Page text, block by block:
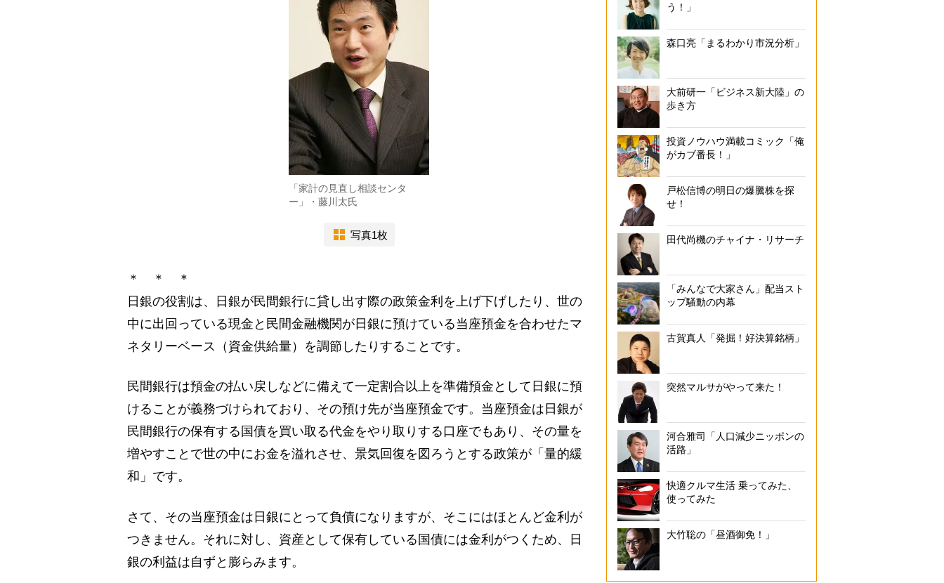
「家計の見直し相談センタ
ー」・藤川太氏
写真1枚
＊ ＊ ＊
日銀の役割は、日銀が民間銀行に貸し出す際の政策金利を上げ下げしたり、世の
中に出回っている現金と民間金融機関が日銀に預けている当座預金を合わせたマ
ネタリーベース（資金供給量）を調節したりすることです。
民間銀行は預金の払い戻しなどに備えて一定割合以上を準備預金として日銀に預
けることが義務づけられており、その預け先が当座預金です。当座預金は日銀が
民間銀行の保有する国債を買い取る代金をやり取りする口座でもあり、その量を
増やすことで世の中にお金を溢れさせ、景気回復を図ろうとする政策が「量的緩
和」です。
さて、その当座預金は日銀にとって負債になりますが、そこにはほとんど金利が
つきません。それに対し、資産として保有している国債には金利がつくため、日
銀の利益は自ずと膨らみます。
う！」
森口亮「まるわかり市況分析」
大前研一「ビジネス新大陸」の
歩き方
投資ノウハウ満載コミック「俺
がカブ番長！」
戸松信博の明日の爆騰株を探
せ！
田代尚機のチャイナ・リサーチ
「みんなで大家さん」配当スト
ップ騒動の内幕
古賀真人「発掘！好決算銘柄」
突然マルサがやって来た！
河合雅司「人口減少ニッポンの
活路」
快適クルマ生活 乗ってみた、
使ってみた
大竹聡の「昼酒御免！」